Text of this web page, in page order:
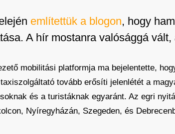
említettük a blogon, hogy
A hír mostanra valósággá
mobilitási platformja ma bejelentette,
tovább erősíti jelenlétét a
és a turistáknak egyaránt. Az egri
Nyíregyházán, Szegeden, és